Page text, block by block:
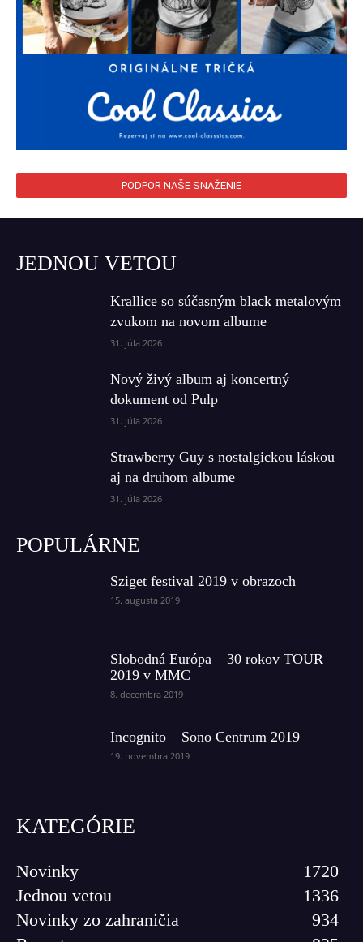
PODPOR NAŠE SNAŽENIE
JEDNOU VETOU
Krallice so súčasným black metalovým
zvukom na novom albume
31. júla 2026
Nový živý album aj koncertný
dokument od Pulp
31. júla 2026
Strawberry Guy s nostalgickou láskou
aj na druhom albume
31. júla 2026
POPULÁRNE
Sziget festival 2019 v obrazoch
15. augusta 2019
Slobodná Európa – 30 rokov TOUR
2019 v MMC
8. decembra 2019
Incognito – Sono Centrum 2019
19. novembra 2019
KATEGÓRIE
Novinky
1720
Jednou vetou
1336
Novinky zo zahraničia
934